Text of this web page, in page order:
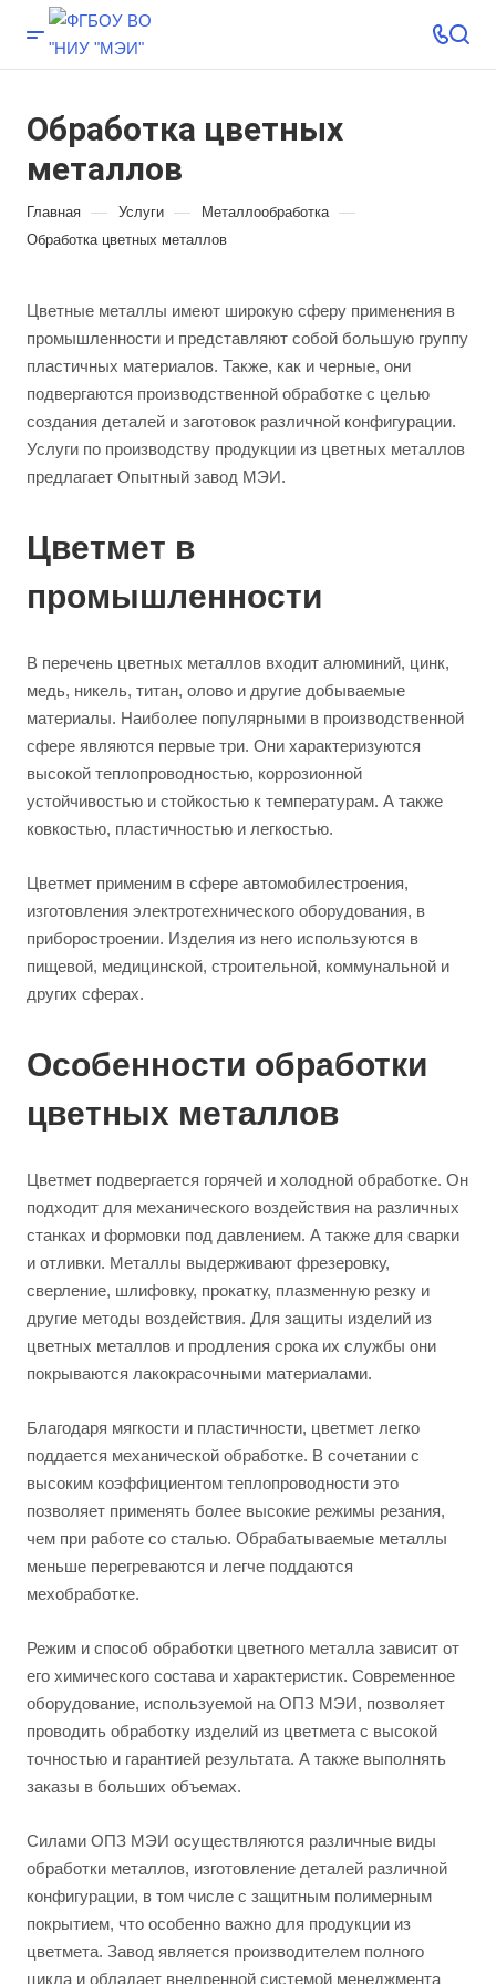
Обработка цветных
металлов
Главная — Услуги — Металлообработка —
Обработка цветных металлов
Цветные металлы имеют широкую сферу применения в
промышленности и представляют собой большую группу
пластичных материалов. Также, как и черные, они
подвергаются производственной обработке с целью
создания деталей и заготовок различной конфигурации.
Услуги по производству продукции из цветных металлов
предлагает Опытный завод МЭИ.
Цветмет в
промышленности
В перечень цветных металлов входит алюминий, цинк,
медь, никель, титан, олово и другие добываемые
материалы. Наиболее популярными в производственной
сфере являются первые три. Они характеризуются
высокой теплопроводностью, коррозионной
устойчивостью и стойкостью к температурам. А также
ковкостью, пластичностью и легкостью.
Цветмет применим в сфере автомобилестроения,
изготовления электротехнического оборудования, в
приборостроении. Изделия из него используются в
пищевой, медицинской, строительной, коммунальной и
других сферах.
Особенности обработки
цветных металлов
Цветмет подвергается горячей и холодной обработке. Он
подходит для механического воздействия на различных
станках и формовки под давлением. А также для сварки
и отливки. Металлы выдерживают фрезеровку,
сверление, шлифовку, прокатку, плазменную резку и
другие методы воздействия. Для защиты изделий из
цветных металлов и продления срока их службы они
покрываются лакокрасочными материалами.
Благодаря мягкости и пластичности, цветмет легко
поддается механической обработке. В сочетании с
высоким коэффициентом теплопроводности это
позволяет применять более высокие режимы резания,
чем при работе со сталью. Обрабатываемые металлы
меньше перегреваются и легче поддаются
мехобработке.
Режим и способ обработки цветного металла зависит от
его химического состава и характеристик. Современное
оборудование, используемой на ОПЗ МЭИ, позволяет
проводить обработку изделий из цветмета с высокой
точностью и гарантией результата. А также выполнять
заказы в больших объемах.
Силами ОПЗ МЭИ осуществляются различные виды
обработки металлов, изготовление деталей различной
конфигурации, в том числе с защитным полимерным
покрытием, что особенно важно для продукции из
цветмета. Завод является производителем полного
цикла и обладает внедренной системой менеджмента